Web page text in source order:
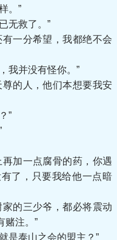
。”
无救了。”
一分希望，我都绝不会
并没有怪你。”
的人，他们本想要我安
”
加一点腐骨的药，你遇
了，只要我给他一点暗
的三少爷，都必将震动
赌注。”
泰山之会的盟主？”